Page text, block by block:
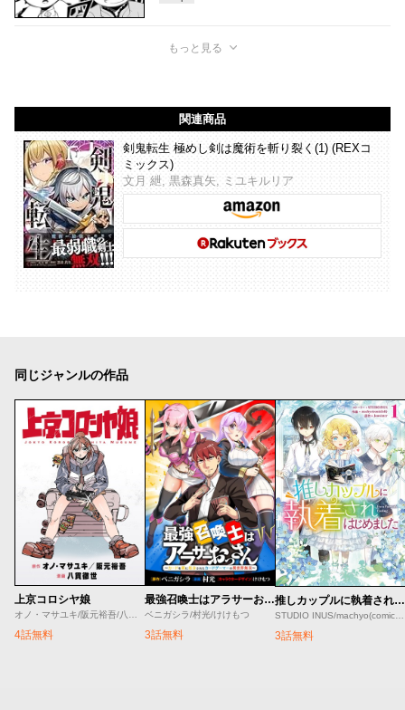
もっと見る
関連商品
剣鬼転生 極めし剣は魔術を斬り裂く(1) (REXコ
ミックス)
文月 紲, 黒森真矢, ミユキルリア
同じジャンルの作品
上京コロシヤ娘
4話無料
最強召喚士はアラサーおっさん 〜カードを親に処分されたカードゲーマーの異世界無双〜
ベニガシラ/村光/けけもつ
3話無料
推しカップルに執着されはじめました
STUDIO INUS/machyo(comicloft)/Joowinter
3話無料